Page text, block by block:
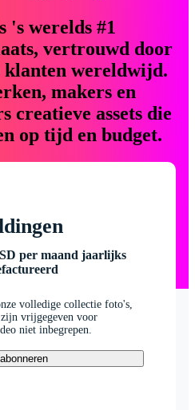
's werelds #1
vertrouwd door
klanten wereldwijd.
makers en
creatieve assets die
op tijd en budget.
per maand jaarlijks
volledige collectie foto's,
vrijgegeven voor
niet inbegrepen.